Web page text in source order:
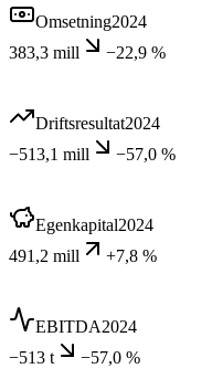
Omsetning2024
383,3 mill
−22,9 %
Driftsresultat2024
−513,1 mill
−57,0 %
Egenkapital2024
491,2 mill
+7,8 %
EBITDA2024
−513 t
−57,0 %